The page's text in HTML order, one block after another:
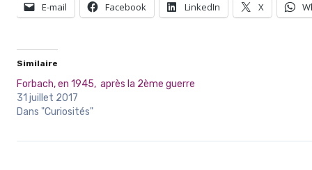
E-mail Facebook LinkedIn X
Similaire
Forbach, en 1945, après la 2ème guerre
31 juillet 2017
Dans "Curiosités"